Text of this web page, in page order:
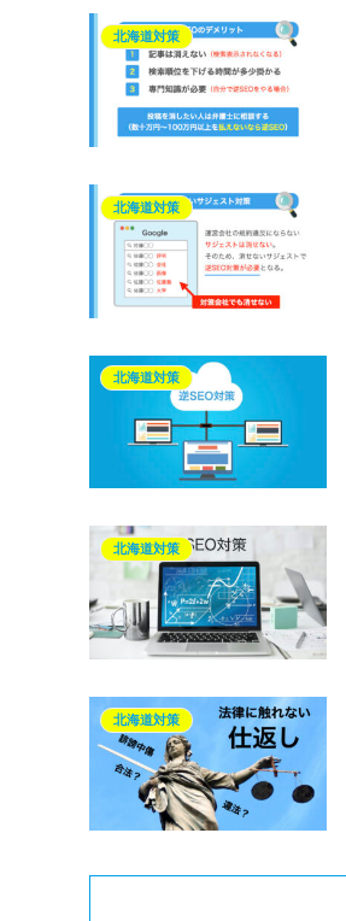
北海道対策
北海道対策
北海道対策
北海道対策
北海道対策